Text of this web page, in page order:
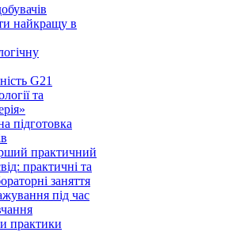
найкращу в
G21
та
підготовка
практичний
практичні та
заняття
під час
практики